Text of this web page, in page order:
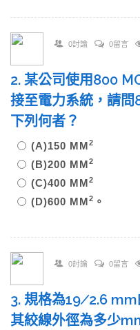
0討論 0留言
2. 某公司使用800
接至電力系統，請
下列何者？
(A)150 MM2
(B)200 MM2
(C)400 MM2
(D)600 MM2 。
0討論 0留言
3. 規格為19∕2.6 mm
其絞線外徑為多少